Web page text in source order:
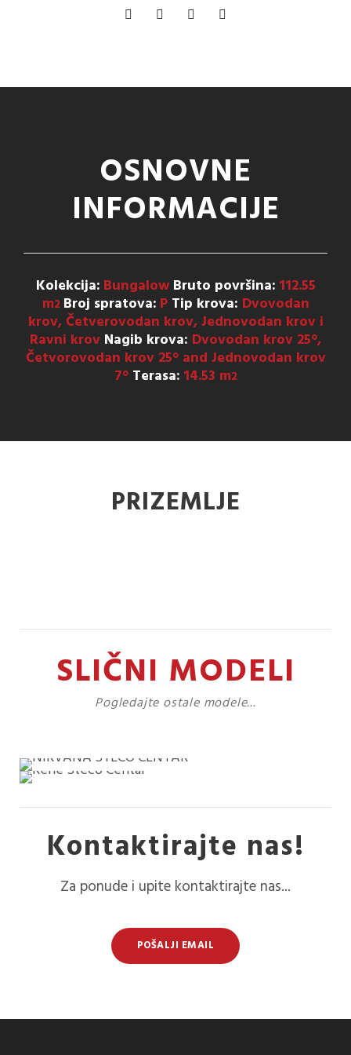
OSNOVNE
INFORMACIJE
Kolekcija: BungalowBruto površina: 112.55
m2 Broj spratova: P Tip krova: Dvovodan
krov, Četverovodan krov, Jednovodan krov i
Ravni krov Nagib krova: Dvovodan krov 25°,
Četvorovodan krov 25° and Jednovodan krov
7° Terasa: 14.53 m2
PRIZEMLJE
SLIČNI MODELI
Pogledajte ostale modele...
Kontaktirajte nas!
Za ponude i upite kontaktirajte nas...
POŠALJI EMAIL